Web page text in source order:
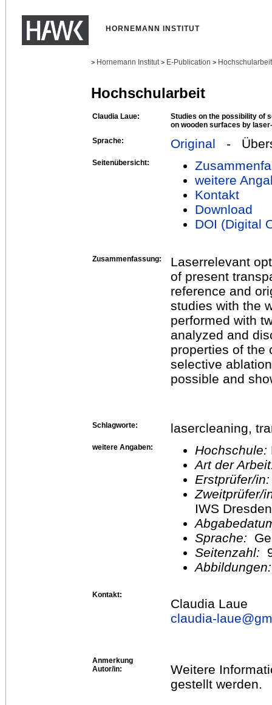
HORNEMANN INSTITUT
> Hornemann Institut > E-Publication >
Hochschularbeit
Claudia Laue:
Studies on the possibility of
on wooden surfaces by
Sprache:
Original -
Seitenübersicht:
weitere
Kontakt
Download
DOI (Digital
Zusammenfassung:
Laserrelevant
of present
reference and
studies with the
performed with
analyzed and
properties of the
selective
possible and
Schlagworte: lasercleaning,
weitere Angaben: Hochschule:
Art der
Erstprüfer/
IWS Dresden
Sprache:
Seitenzahl:
Kontakt:
Claudia Laue
claudia-laue@
Anmerkung
Autor/in:
Weitere
gestellt werden.